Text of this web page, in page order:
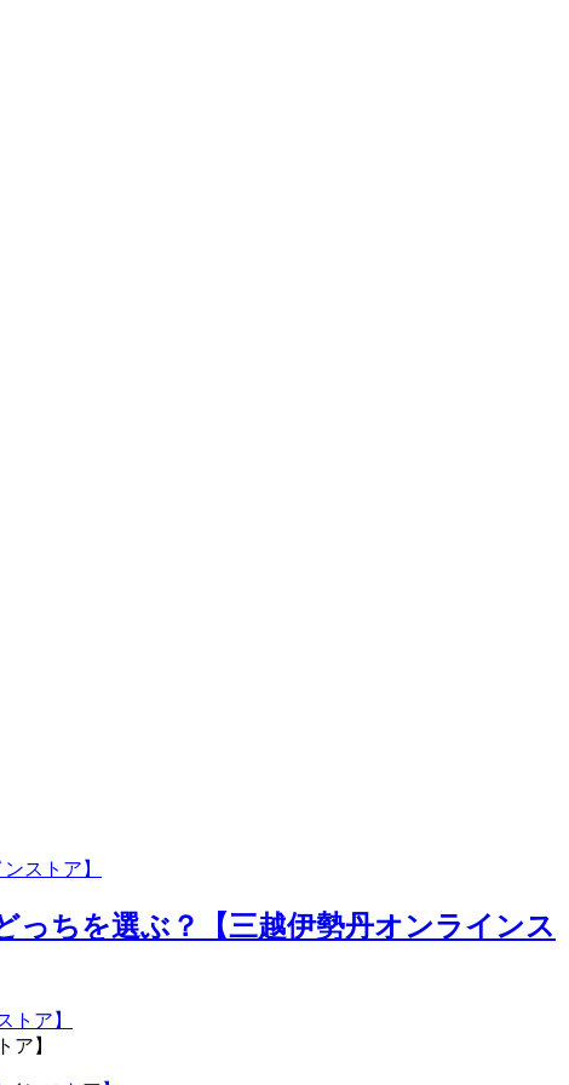
ストア】
っちを選ぶ？【三越伊勢丹オンラインス
ア】